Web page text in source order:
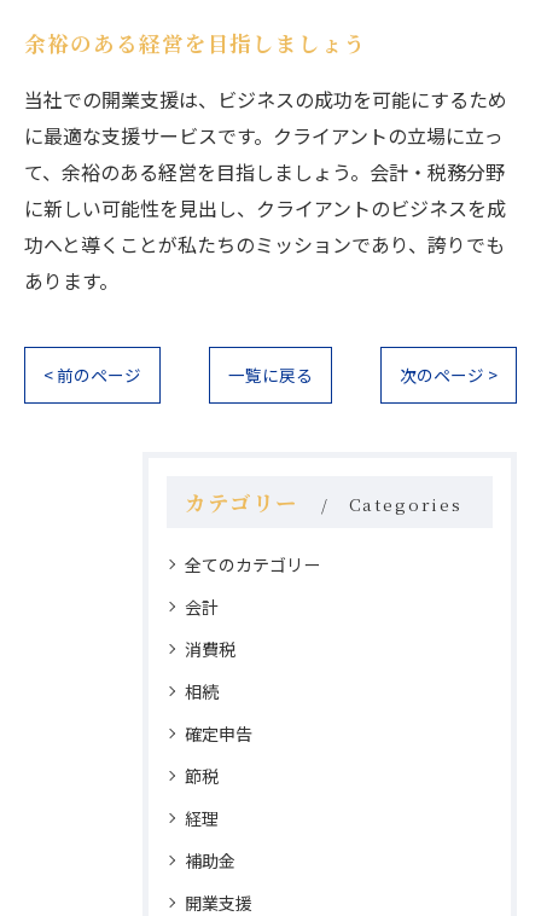
余裕のある経営を目指しましょう
当社での開業支援は、ビジネスの成功を可能にするため
に最適な支援サービスです。クライアントの立場に立っ
て、余裕のある経営を目指しましょう。会計・税務分野
に新しい可能性を見出し、クライアントのビジネスを成
功へと導くことが私たちのミッションであり、誇りでも
あります。
< 前のページ 一覧に戻る 次のページ >
カテゴリー Categories
全てのカテゴリー
会計
消費税
相続
確定申告
節税
経理
補助金
開業支援